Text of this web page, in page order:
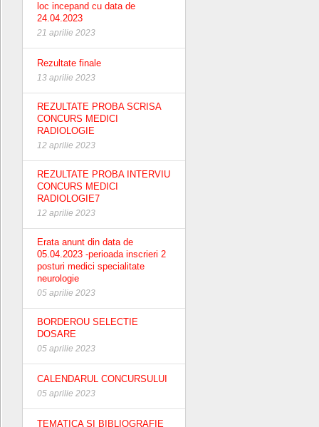
loc incepand cu data de
24.04.2023
21 aprilie 2023
Rezultate finale
13 aprilie 2023
REZULTATE PROBA SCRISA
CONCURS MEDICI
RADIOLOGIE
12 aprilie 2023
REZULTATE PROBA INTERVIU
CONCURS MEDICI
RADIOLOGIE7
12 aprilie 2023
Erata anunt din data de
05.04.2023 -perioada inscrieri 2
posturi medici specialitate
neurologie
05 aprilie 2023
BORDEROU SELECTIE
DOSARE
05 aprilie 2023
CALENDARUL CONCURSULUI
05 aprilie 2023
TEMATICA SI BIBLIOGRAFIE